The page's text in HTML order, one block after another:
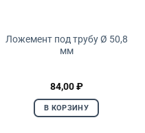
Ложемент под трубу Ø 50,8
мм
84,00₽
В КОРЗИНУ